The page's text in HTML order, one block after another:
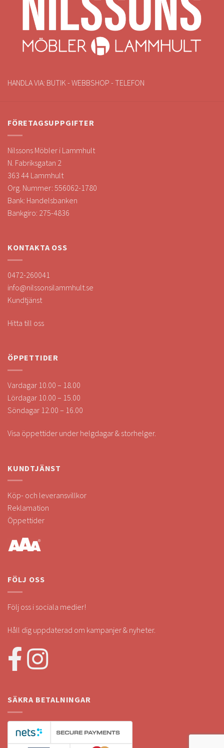
HANDLA VIA: BUTIK - WEBBSHOP - TELEFON
FÖRETAGSUPPGIFTER
Nilssons Möbler i Lammhult
N. Fabriksgatan 2
363 44 Lammhult
Org. Nummer: 556062-1780
Bank: Handelsbanken
Bankgiro: 275-4836
KONTAKTA OSS
0472-260041
info@nilssonsilammhult.se
Kundtjänst
Hitta till oss
ÖPPETTIDER
Vardagar 10.00 – 18.00
Lördagar 10.00 – 15.00
Söndagar 12.00 – 16.00
Visa öppettider under helgdagar & storhelger.
KUNDTJÄNST
Köp- och leveransvillkor
Reklamation
Öppettider
FÖLJ OSS
Följ oss i sociala medier!
Håll dig uppdaterad om kampanjer & nyheter.
SÄKRA BETALNINGAR